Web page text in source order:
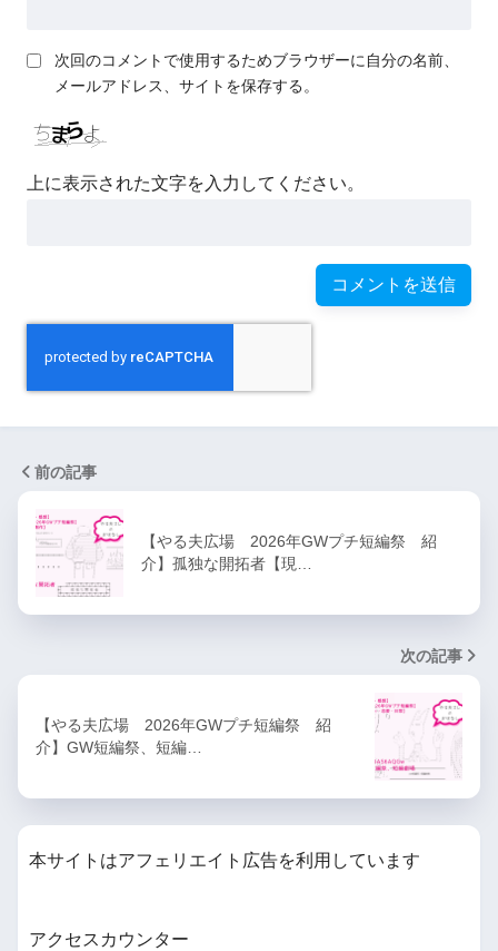
次回のコメントで使用するためブラウザーに自分の名前、
メールアドレス、サイトを保存する。
上に表示された文字を入力してください。
前の記事
【やる夫広場 2026年GWプチ短編祭 紹
介】孤独な開拓者【現…
次の記事
【やる夫広場 2026年GWプチ短編祭 紹
介】GW短編祭、短編…
本サイトはアフェリエイト広告を利用しています
アクセスカウンター